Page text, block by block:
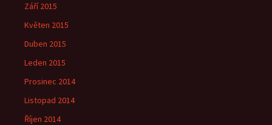
Září 2015
Květen 2015
Duben 2015
Leden 2015
Prosinec 2014
Listopad 2014
Říjen 2014